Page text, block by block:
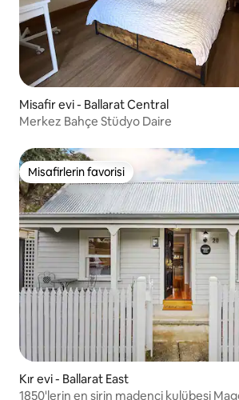
Misafir evi - Ballarat Central
Merkez Bahçe Stüdyo Daire
Misafirlerin favorisi
Misafirlerin favorisi
Kır evi - Ballarat East
1850'lerin en şirin madenci kulübesi